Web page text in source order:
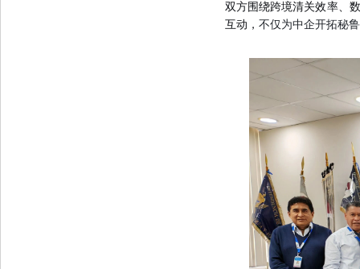
双方围绕跨境清关效率、
互动， 不仅为中企开拓秘